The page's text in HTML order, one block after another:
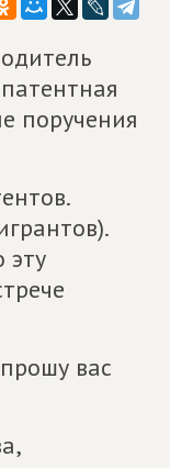
поручения
эту
вас